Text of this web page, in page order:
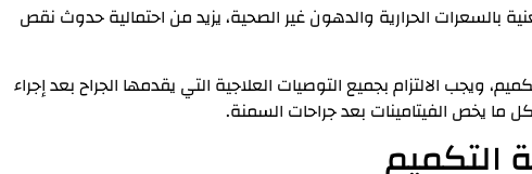
بالسعرات الحرارية والدهون غير الصحية، يزيد من احتمالية حدوث نقص
ويجب الالتزام بجميع التوصيات العلاجية التي يقدمها الجراح بعد إجراء
يخص الفيتامينات بعد جراحات السمنة.